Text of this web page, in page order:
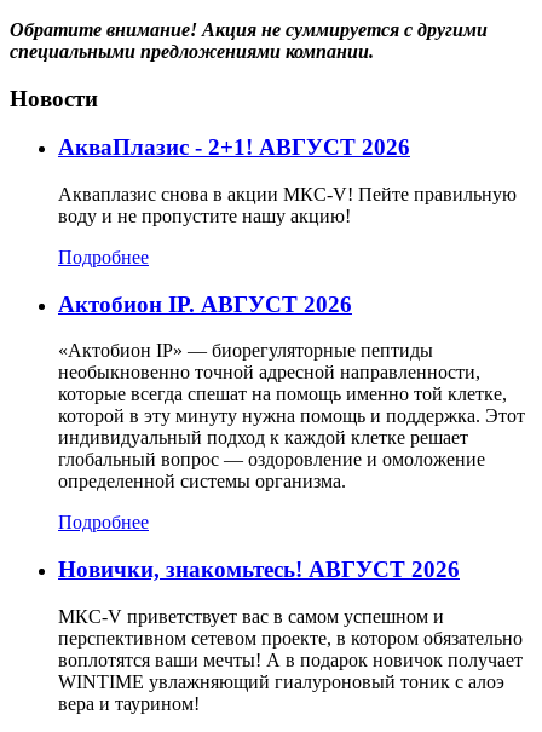
Обратите внимание! Акция не суммируется с другими
специальными предложениями компании.
Новости
АкваПлазис - 2+1! АВГУСТ 2026
Акваплазис снова в акции МКС-V! Пейте правильную
воду и не пропустите нашу акцию!
Подробнее
Актобион IP. АВГУСТ 2026
«Актобион IP» — биорегуляторные пептиды
необыкновенно точной адресной направленности,
которые всегда спешат на помощь именно той клетке,
которой в эту минуту нужна помощь и поддержка. Этот
индивидуальный подход к каждой клетке решает
глобальный вопрос — оздоровление и омоложение
определенной системы организма.
Подробнее
Новички, знакомьтесь! АВГУСТ 2026
МКС-V приветствует вас в самом успешном и
перспективном сетевом проекте, в котором обязательно
воплотятся ваши мечты! А в подарок новичок получает
WINTIME увлажняющий гиалуроновый тоник с алоэ
вера и таурином!